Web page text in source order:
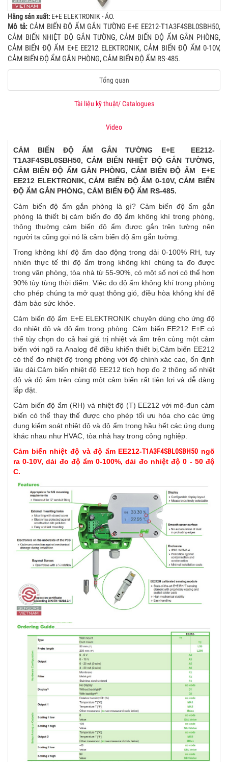
Hãng sản xuất: E+E ELEKTRONIK - ÁO.
Mô tả:CẢM BIẾN ĐỘ ẨM GẮN TƯỜNG E+E EE212-T1A3F4SBL0SBH50,
CẢM BIẾN NHIỆT ĐỘ GẮN TƯỜNG, CẢM BIẾN ĐỘ ẨM GẮN PHÒNG,
CẢM BIẾN ĐỘ ẨM E+E EE212 ELEKTRONIK, CẢM BIẾN ĐỘ ẨM 0-10V,
CẢM BIẾN ĐỘ ẨM GẮN PHÒNG, CẢM BIẾN ĐỘ ẨM RS-485.
Tổng quan
Tài liệu kỹ thuật/ Catalogues
Video
CẢM BIẾN ĐỘ ẨM GẮN TƯỜNG E+E EE212-
T1A3F4SBL0SBH50, CẢM BIẾN NHIỆT ĐỘ GẮN TƯỜNG,
CẢM BIẾN ĐỘ ẨM GẮN PHÒNG, CẢM BIẾN ĐỘ ẨM E+E
EE212 ELEKTRONIK, CẢM BIẾN ĐỘ ẨM 0-10V, CẢM BIẾN
ĐỘ ẨM GẮN PHÒNG, CẢM BIẾN ĐỘ ẨM RS-485.
Cảm biến độ ẩm gắn phòng là gì? Cảm biến độ ẩm gắn
phòng là thiết bị cảm biến đo độ ẩm không khí trong phòng,
thông thường cảm biến độ ẩm được gắn trên tường nên
người ta cũng gọi nó là cảm biến độ ẩm gắn tường.
Trong không khí độ ẩm dao động trong dải 0-100% RH, tuy
nhiên thực tế thì độ ẩm trong không khí chúng ta đo được
trong văn phòng, tòa nhà từ 55-90%, có một số nơi có thể hơn
90% tùy từng thời điểm. Việc đo độ ẩm không khí trong phòng
cho phép chúng ta mở quạt thông gió, điều hòa không khí để
đảm bảo sức khỏe.
Cảm biến độ ẩm E+E ELEKTRONIK chuyên dùng cho ứng độ
đo nhiệt độ và độ ẩm trong phòng. Cảm biến EE212 E+E có
thể tùy chọn đo cả hai giá trị nhiệt và ẩm trên cùng một cảm
biến với ngõ ra Analog để điều khiển thiết bị.Cảm biến EE212
có thể đo nhiệt độ trong phòng với độ chính xác cao, ổn định
lâu dài.Cảm biến nhiệt độ EE212 tích hợp đo 2 thông số nhiệt
độ và độ ẩm trên cùng một cảm biến rất tiện lợi và dễ dàng
lắp đặt.
Cảm biến độ ẩm (RH) và nhiệt độ (T) EE212 với mô-đun cảm
biến có thể thay thế được cho phép tối ưu hóa cho các ứng
dụng kiểm soát nhiệt độ và độ ẩm trong hầu hết các ứng dụng
khác nhau như HVAC, tòa nhà hay trong công nghiệp.
Cảm biến nhiệt độ và độ ẩm EE212-T1A3F4SBL0SBH50 ngõ
ra 0-10V, dải đo độ ẩm 0-100%, dải đo nhiệt độ 0 - 50 độ
C.